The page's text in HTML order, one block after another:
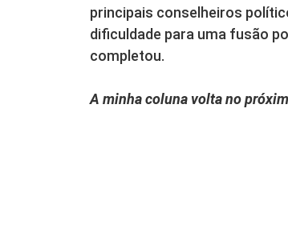
principais conselheiros
dificuldade para uma fusão
completou.
A minha coluna volta no